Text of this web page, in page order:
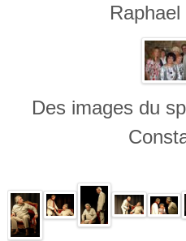
Des images du